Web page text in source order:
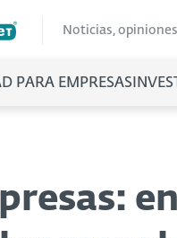
Noticias,
PARA EMPRESAS